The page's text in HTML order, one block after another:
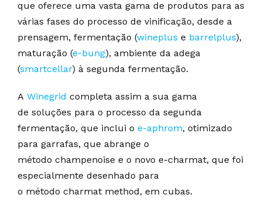
que oferece uma vasta gama de produtos para as
várias fases do processo de vinificação, desde a
prensagem, fermentação (wineplus e barrelplus),
maturação (e-bung), ambiente da adega
(smartcellar) à segunda fermentação.
A Winegrid completa assim a sua gama
de soluções para o processo da segunda
fermentação, que inclui o e-aphrom, otimizado
para garrafas, que abrange o
método champenoise e o novo e-charmat, que foi
especialmente desenhado para
o método charmat method, em cubas.